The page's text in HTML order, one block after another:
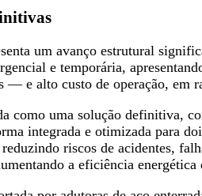
um avanço estrutural
e temporária,
e alto custo de operação, em
como uma solução definitiva,
integrada e otimizada para
riscos de acidentes,
a eficiência energética